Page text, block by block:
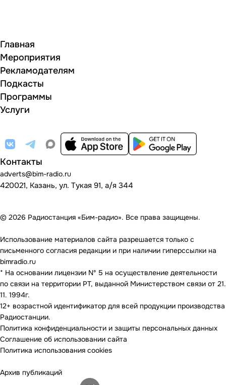
Главная
Мероприятия
Рекламодателям
Подкасты
Программы
Услуги
Контакты
adverts@bim-radio.ru
420021, Казань, ул. Тукая 91, а/я 344
© 2026 Радиостанция «Бим-радио». Все права защищены.
Использование материалов сайта разрешается только с
письменного согласия редакции и при наличии гиперссылки на
bimradio.ru
* На основании лицензии Nº 5 на осуществление деятельности
по связи на территории РТ, выданной Министерством связи от 21.
11. 1994г.
12+ возрастной идентификатор для всей продукции производства
Радиостанции.
Политика конфиденциальности и защиты персональных данных
Соглашение об использовании сайта
Политика использования cookies
Архив публикаций